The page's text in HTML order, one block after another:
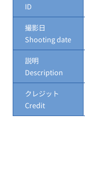
ID
撮影日
Shooting date
説明
Description
クレジット
Credit